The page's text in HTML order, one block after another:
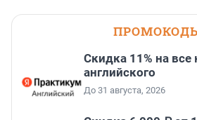
Скидка 11% на все
английского
До 31 августа, 2026